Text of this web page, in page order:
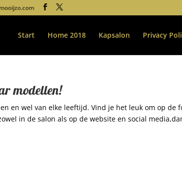
Start Home 2018 Kapsalon Privacy
modellen!
en wel van elke leeftijd. Vind je het leuk om op de
in de salon als op de website en social